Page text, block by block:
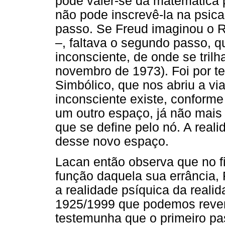
não pode inscrevê-la na
passo. Se Freud imaginou o
–, faltava o segundo passo,
inconsciente, de onde se
novembro de 1973). Foi por
Simbólico, que nos abriu a
inconsciente existe,
um outro espaço, já não
que se define pelo nó. A
desse novo espaço.
Lacan então observa que no
função daquela sua errância,
a realidade psíquica da
1925/1999 que podemos
testemunha que o primeiro